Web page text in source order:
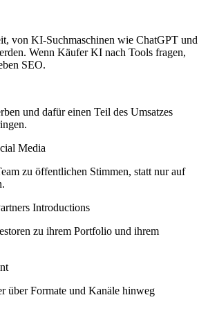
von KI-Suchmaschinen wie ChatGPT und
Wenn Käufer KI nach Tools fragen,
SEO.
und dafür einen Teil des Umsatzes
Media
zu öffentlichen Stimmen, statt nur auf
Introductions
zu ihrem Portfolio und ihrem
über Formate und Kanäle hinweg